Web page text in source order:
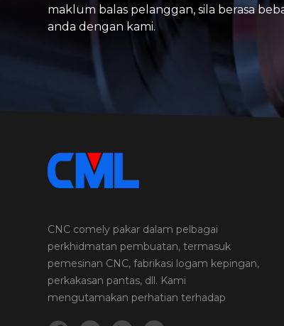
maklum balas pelanggan, sila berasa
anda dengan kami.
CNC comely pakar dalam pelbagai
perkhidmatan pembuatan, termasuk
pemesinan CNC, fabrikasi logam kepingan,
perkakasan pantas, dll. Kami
mengutamakan perhatian terhadap